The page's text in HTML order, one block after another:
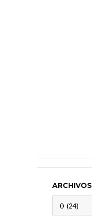
ARCHIVOS